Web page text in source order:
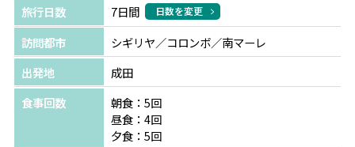
※ご予約時に必ずハネムーンの旨をご申告ください(ご予
約後の申し出は不可)。
※全て滞在中1回のご提供となります。
+＊。2つの世界遺産を専用車で巡る贅沢プラン 。＊+
スリランカ観光で外せない「シギリヤロック」と「ダンブ
ラ石窟寺院」の観光を1日で制覇！
旅行日数
7日間 日数を変更
訪問都市
シギリヤ／コロンボ／南マーレ
出発地
成田
食事回数
朝食：5回
昼食：4回
夕食：5回